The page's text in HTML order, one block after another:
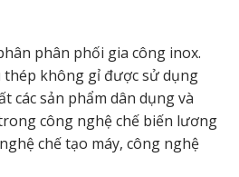
phân phối gia công inox.
thép không gỉ được sử dụng
các sản phẩm dân dụng và
công nghệ chế biến lương
chế tạo máy, công nghệ